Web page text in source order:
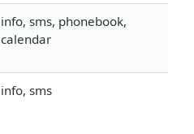
info, sms, phonebook,
calendar
info, sms